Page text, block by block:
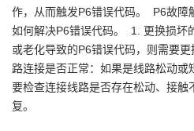
作，从而触发P6错误代码。 P6故
如何解决P6错误代码。 1. 更换损坏
或老化导致的P6错误代码，则需要
路连接是否正常：如果是线路松动或
要检查连接线路是否存在松动、接触
复。